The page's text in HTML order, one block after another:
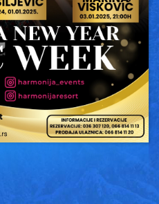
Copyright© 2020
HopNaKop